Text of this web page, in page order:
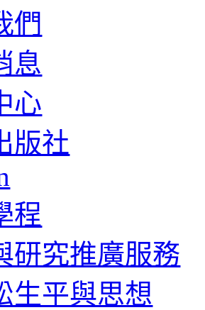
們
息
心
版社
程
研究推廣服務
生平與思想